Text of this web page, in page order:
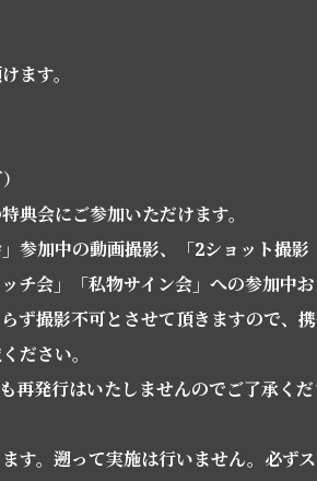
ます。
会にご参加いただけます。
参加中の動画撮影、「2ショット撮影
チ会」「私物サイン会」への参加中お
ず撮影不可とさせて頂きますので、
ださい。
発行はいたしませんのでご了承くだ
す。遡って実施は行いません。必ず